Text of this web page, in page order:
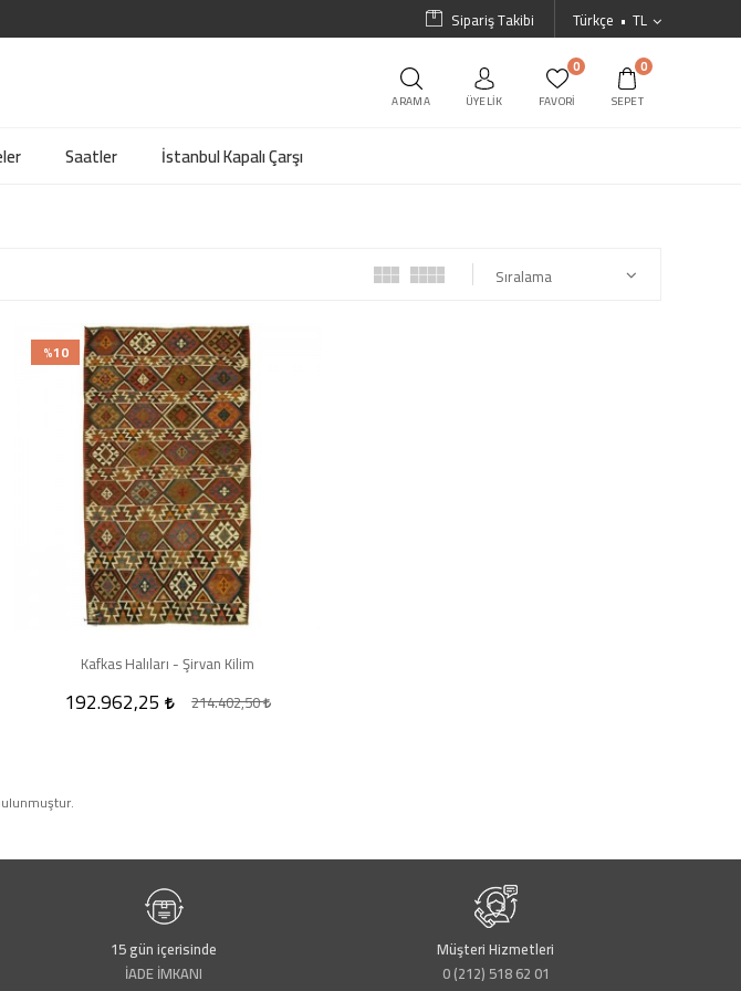
Türkçe TL
Sipariş Takibi
ARAMA ÜYELIK
0
FAVORI
0
SEPET
Saatler İstanbul Kapalı Çarşı
Sıralama
Kafkas Halıları - Şirvan Kilim
%10
192.962,25 214.402,50
15 gün içerisinde
İADE İMKANI
Müşteri Hizmetleri
0 (212) 518 62 01